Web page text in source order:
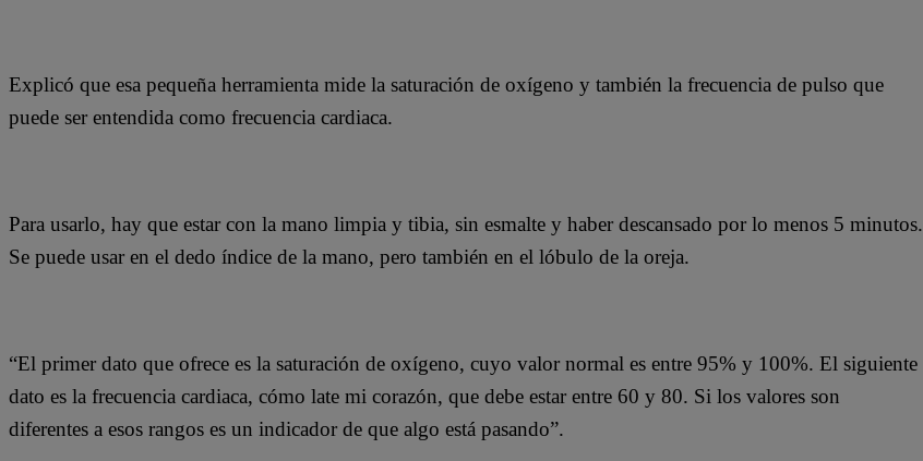
Explicó que esa pequeña herramienta mide la saturación de oxígeno y también la frecuencia de pulso que
puede ser entendida como frecuencia cardiaca.
Para usarlo, hay que estar con la mano limpia y tibia, sin esmalte y haber descansado por lo menos 5 minutos.
Se puede usar en el dedo índice de la mano, pero también en el lóbulo de la oreja.
“El primer dato que ofrece es la saturación de oxígeno, cuyo valor normal es entre 95% y 100%. El siguiente
dato es la frecuencia cardiaca, cómo late mi corazón, que debe estar entre 60 y 80. Si los valores son
diferentes a esos rangos es un indicador de que algo está pasando”.